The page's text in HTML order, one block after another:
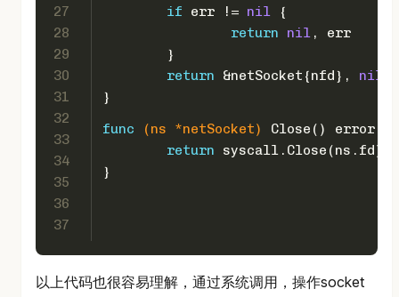
27
28
29
30
31
32
33
34
35
36
37
if err != nil {
return
nil , err
	}
return &netSocket{nfd}, nil
}
func
(ns *netSocket) Close() error
return syscall.Close(ns.fd)
}
以上代码也很容易理解，通过系统调用，操作socket